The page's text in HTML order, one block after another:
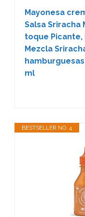
Mayonesa
Salsa Sriracha
toque Picante,
Mezcla
ml
BESTSELLER NO. 4